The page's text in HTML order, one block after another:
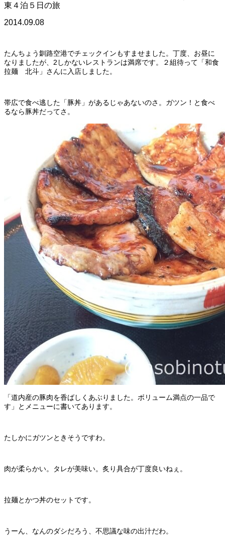
東４泊５日の旅
2014.09.08
たんちょう釧路空港でチェックインもすませました。丁度、お昼に
なりましたが、2しかないレストランは満席です。２組待って「和食
拉麺 北斗」さんに入店しました。
帯広で食べ逃した「豚丼」があるじゃあないのさ。ガツン！と食べ
るなら豚丼だってさ。
「道内産の豚肉を香ばしくあぶりました。ボリューム満点の一品で
す」とメニューに書いてあります。
たしかにガツンときそうですわ。
肉が柔らかい。タレが美味い。炙り具合が丁度良いねぇ。
拉麺とかつ丼のセットです。
うーん、なんのダシだろう、不思議な味の出汁だわ。